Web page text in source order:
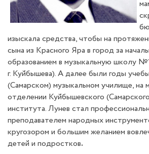
изыскала средства, чтобы на
сына из Красного Яра в город за
образованием в музыкальную школу
г. Куйбышева). А далее были годы
(Самарском) музыкальном училище, на
отделении Куйбышевского
института. Лунев стал
преподавателем народных
кругозором и большим желанием
детей и подростков.